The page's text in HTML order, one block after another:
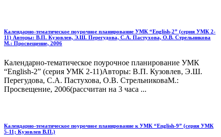
Календарно-тематическое поурочное планирование УМК “English-2” (серия УМК 2-
11) Авторы: В.П. Кузовлев, Э.Ш. Перегудова, С.А. Пастухова, О.В. Стрельникова
М.: Просвещение, 2006
Календарно-тематическое поурочное планирование УМК
“English-2” (серия УМК 2-11)Авторы: В.П. Кузовлев, Э.Ш.
Перегудова, С.А. Пастухова, О.В. СтрельниковаМ.:
Просвещение, 2006(рассчитан на 3 часа ...
Календарно-тематическое поурочное планирование к УМК “English-9” (серия УМК
5-11; Кузовлев В.П.)